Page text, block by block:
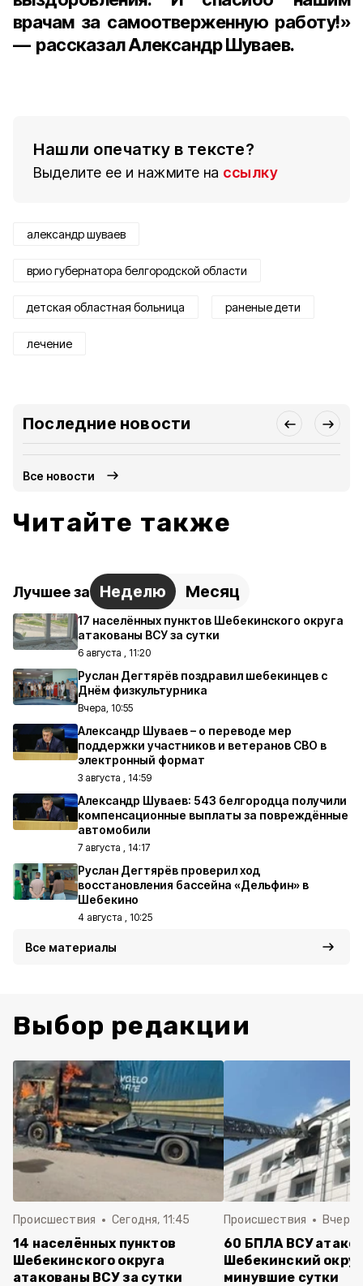
врачам за самоотверженную работу!»
— рассказал Александр Шуваев.
Нашли опечатку в тексте?
Выделите ее и нажмите на ссылку
александр шуваев
врио губернатора белгородской области
детская областная больница раненые дети
лечение
Последние новости
Все новости
Читайте также
Лучшее за Неделю Месяц
17 населённых пунктов Шебекинского округа
атакованы ВСУ за сутки
6 августа , 11:20
Руслан Дегтярёв поздравил шебекинцев с
Днём физкультурника
Вчера, 10:55
Александр Шуваев – о переводе мер
поддержки участников и ветеранов СВО в
электронный формат
3 августа , 14:59
Александр Шуваев: 543 белгородца получили
компенсационные выплаты за повреждённые
автомобили
7 августа , 14:17
Руслан Дегтярёв проверил ход
восстановления бассейна «Дельфин» в
Шебекино
4 августа , 10:25
Все материалы
Выбор редакции
Происшествия Сегодня, 11:45
14 населённых пунктов
Шебекинского округа
атакованы ВСУ за сутки
Происшествия Вчера,
60 БПЛА ВСУ
Шебекинский
минувшие сутки